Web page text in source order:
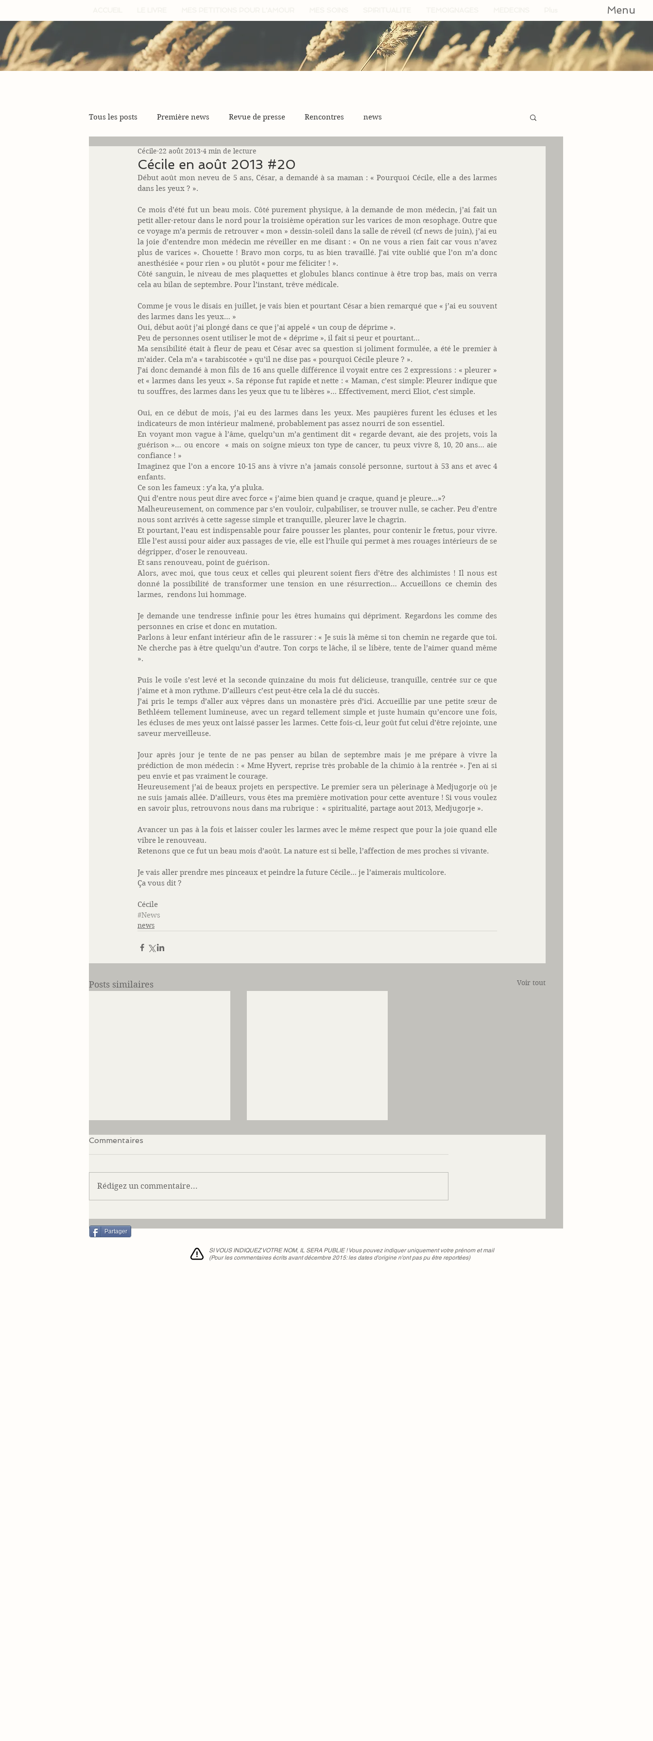
Menu
Tous les posts Première news Revue de presse Rencontres news
Cécile en août 2013 #20
Cécile 22 août 2013 4 min de lecture
Début août mon neveu de 5 ans, César, a demandé à sa maman : « Pourquoi Cécile, elle a des larmes
dans les yeux ? ».
Ce mois d’été fut un beau mois. Côté purement physique, à la demande de mon médecin, j’ai fait un
petit aller-retour dans le nord pour la troisième opération sur les varices de mon œsophage. Outre que
ce voyage m’a permis de retrouver « mon » dessin-soleil dans la salle de réveil (cf news de juin), j’ai eu
la joie d’entendre mon médecin me réveiller en me disant : « On ne vous a rien fait car vous n’avez
plus de varices ». Chouette ! Bravo mon corps, tu as bien travaillé. J’ai vite oublié que l’on m’a donc
anesthésiée « pour rien » ou plutôt « pour me féliciter ! ».
Côté sanguin, le niveau de mes plaquettes et globules blancs continue à être trop bas, mais on verra
cela au bilan de septembre. Pour l’instant, trêve médicale.
Comme je vous le disais en juillet, je vais bien et pourtant César a bien remarqué que « j’ai eu souvent
des larmes dans les yeux… »
Oui, début août j’ai plongé dans ce que j’ai appelé « un coup de déprime ».
Peu de personnes osent utiliser le mot de « déprime », il fait si peur et pourtant…
Ma sensibilité était à fleur de peau et César avec sa question si joliment formulée, a été le premier à
m’aider. Cela m’a « tarabiscotée » qu’il ne dise pas « pourquoi Cécile pleure ? ».
J’ai donc demandé à mon fils de 16 ans quelle différence il voyait entre ces 2 expressions : « pleurer »
et « larmes dans les yeux ». Sa réponse fut rapide et nette : « Maman, c’est simple: Pleurer indique que
tu souffres, des larmes dans les yeux que tu te libères »… Effectivement, merci Eliot, c’est simple.
Oui, en ce début de mois, j’ai eu des larmes dans les yeux. Mes paupières furent les écluses et les
indicateurs de mon intérieur malmené, probablement pas assez nourri de son essentiel.
En voyant mon vague à l’âme, quelqu’un m’a gentiment dit « regarde devant, aie des projets, vois la
guérison »… ou encore  « mais on soigne mieux ton type de cancer, tu peux vivre 8, 10, 20 ans… aie
confiance ! »
Imaginez que l’on a encore 10-15 ans à vivre n’a jamais consolé personne, surtout à 53 ans et avec 4
enfants.
Ce son les fameux : y’a ka, y’a pluka.
Qui d’entre nous peut dire avec force « j’aime bien quand je craque, quand je pleure…»?
Malheureusement, on commence par s’en vouloir, culpabiliser, se trouver nulle, se cacher. Peu d’entre
nous sont arrivés à cette sagesse simple et tranquille, pleurer lave le chagrin.
Et pourtant, l’eau est indispensable pour faire pousser les plantes, pour contenir le fœtus, pour vivre.
Elle l’est aussi pour aider aux passages de vie, elle est l’huile qui permet à mes rouages intérieurs de se
dégripper, d’oser le renouveau.
Et sans renouveau, point de guérison.
Alors, avec moi, que tous ceux et celles qui pleurent soient fiers d’être des alchimistes ! Il nous est
donné la possibilité de transformer une tension en une résurrection… Accueillons ce chemin des
larmes,  rendons lui hommage.
Je demande une tendresse infinie pour les êtres humains qui dépriment. Regardons les comme des
personnes en crise et donc en mutation.
Parlons à leur enfant intérieur afin de le rassurer : « Je suis là même si ton chemin ne regarde que toi.
Ne cherche pas à être quelqu’un d’autre. Ton corps te lâche, il se libère, tente de l’aimer quand même
».
Puis le voile s’est levé et la seconde quinzaine du mois fut délicieuse, tranquille, centrée sur ce que
j’aime et à mon rythme. D’ailleurs c’est peut-être cela la clé du succès.
J’ai pris le temps d’aller aux vêpres dans un monastère près d’ici. Accueillie par une petite sœur de
Bethléem tellement lumineuse, avec un regard tellement simple et juste humain qu’encore une fois,
les écluses de mes yeux ont laissé passer les larmes. Cette fois-ci, leur goût fut celui d’être rejointe, une
saveur merveilleuse.
Jour après jour je tente de ne pas penser au bilan de septembre mais je me prépare à vivre la
prédiction de mon médecin : « Mme Hyvert, reprise très probable de la chimio à la rentrée ». J'en ai si
peu envie et pas vraiment le courage.
Heureusement j’ai de beaux projets en perspective. Le premier sera un pèlerinage à Medjugorje où je
ne suis jamais allée. D’ailleurs, vous êtes ma première motivation pour cette aventure ! Si vous voulez
en savoir plus, retrouvons nous dans ma rubrique :  « spiritualité, partage aout 2013, Medjugorje ».
Avancer un pas à la fois et laisser couler les larmes avec le même respect que pour la joie quand elle
vibre le renouveau.
Retenons que ce fut un beau mois d’août. La nature est si belle, l’affection de mes proches si vivante.
Je vais aller prendre mes pinceaux et peindre la future Cécile… je l’aimerais multicolore.
Ça vous dit ?
Cécile
#News
news
Posts similaires Voir tout
Commentaires
Rédigez un commentaire...
Partager
SI VOUS INDIQUEZ VOTRE NOM, IL SERA PUBLIE ! Vous pouvez indiquer uniquement votre prénom et mail
(Pour les commentaires écrits avant décembre 2015: les dates d'origine n'ont pas pu être reportées)